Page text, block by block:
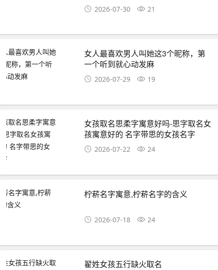
2026-07-30 21
女人最喜欢男人叫她这3个昵称，第
一个听到就心动发麻
2026-07-29 19
女孩取名思柔字寓意好吗-思字取名女
孩寓意好的 名字带思的女孩名字
2026-07-22 24
柠菥名字寓意,柠菥名字的含义
2026-07-18 24
翟姓女孩五行缺火取名